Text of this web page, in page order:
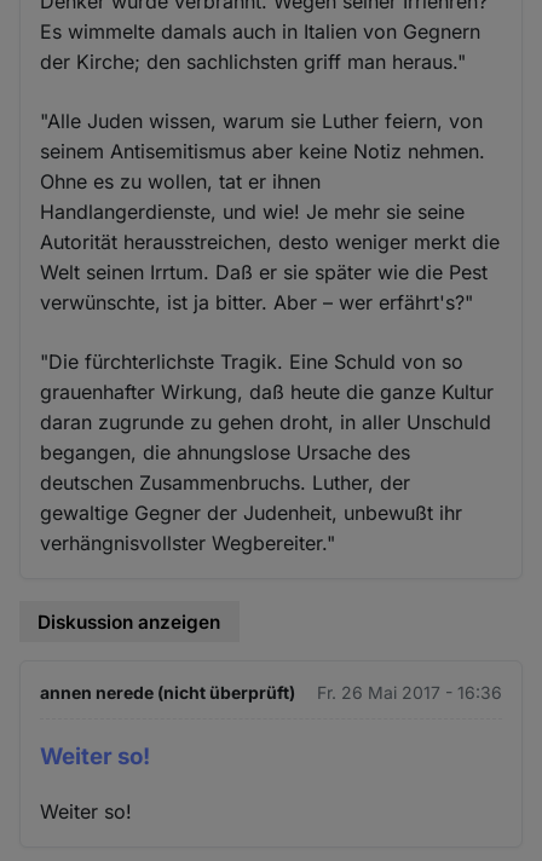
Es wimmelte damals auch in Italien von Gegnern
der Kirche; den sachlichsten griff man heraus."
"Alle Juden wissen, warum sie Luther feiern, von
seinem Antisemitismus aber keine Notiz nehmen.
Ohne es zu wollen, tat er ihnen
Handlangerdienste, und wie! Je mehr sie seine
Autorität herausstreichen, desto weniger merkt die
Welt seinen Irrtum. Daß er sie später wie die Pest
verwünschte, ist ja bitter. Aber – wer erfährt's?"
"Die fürchterlichste Tragik. Eine Schuld von so
grauenhafter Wirkung, daß heute die ganze Kultur
daran zugrunde zu gehen droht, in aller Unschuld
begangen, die ahnungslose Ursache des
deutschen Zusammenbruchs. Luther, der
gewaltige Gegner der Judenheit, unbewußt ihr
verhängnisvollster Wegbereiter."
Diskussion anzeigen
annen nerede (nicht überprüft) Fr. 26 Mai 2017 - 16:36
Weiter so!
Weiter so!